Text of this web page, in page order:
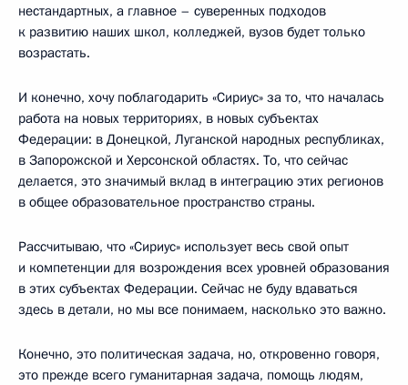
нестандартных, а главное – суверенных подходов
к развитию наших школ, колледжей, вузов будет только
возрастать.
И конечно, хочу поблагодарить «Сириус» за то, что началась
работа на новых территориях, в новых субъектах
Федерации: в Донецкой, Луганской народных республиках,
в Запорожской и Херсонской областях. То, что сейчас
делается, это значимый вклад в интеграцию этих регионов
в общее образовательное пространство страны.
Рассчитываю, что «Сириус» использует весь свой опыт
и компетенции для возрождения всех уровней образования
в этих субъектах Федерации. Сейчас не буду вдаваться
здесь в детали, но мы все понимаем, насколько это важно.
Конечно, это политическая задача, но, откровенно говоря,
это прежде всего гуманитарная задача, помощь людям,